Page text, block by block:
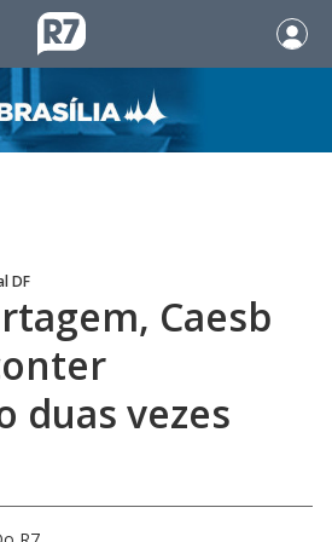
DF
Caesb
duas vezes